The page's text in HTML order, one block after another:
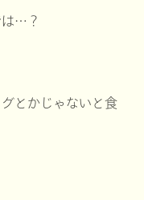
は…？
とかじゃないと食